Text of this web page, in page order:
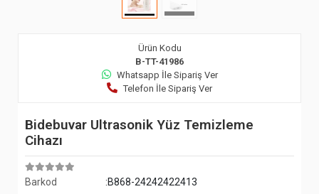
Ürün Kodu
B-TT-41986
Whatsapp İle Sipariş Ver
Telefon İle Sipariş Ver
Bidebuvar Ultrasonik Yüz Temizleme
Cihazı
Barkod
:B868-24242422413